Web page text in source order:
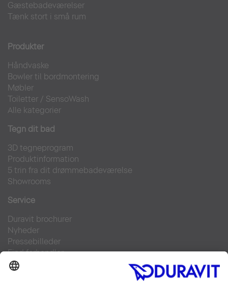
Gæstebadeværelser
Tænk stort i små rum
Produkter
Håndvaske
Bowler til bordmontering
Møbler
Toiletter / SensoWash
Alle kategorier
Tegn dit bad
3D tegneprogram
Produktinformation
5 trin fra dit drømmebadeværelse
Showrooms
Service
Duravit brochurer
Nyheder
Pressebilleder
Find forhandler
Kontakt